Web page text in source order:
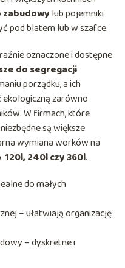
zabudowylub pojemniki
pod blatem lub w szafce.
oznaczone i dostępne
do segregacji
porządku, a ich
zarówno
W firmach, które
są większe
wymiana worków na
120l, 240l czy 360l.
do małych
– ułatwiają organizację
– dyskretne i